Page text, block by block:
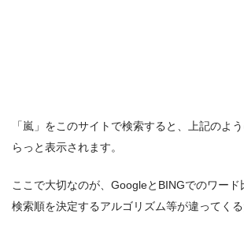
「嵐」をこのサイトで検索すると、上記のよ
らっと表示されます。
ここで大切なのが、GoogleとBINGでのワード
検索順を決定するアルゴリズム等が違ってくる